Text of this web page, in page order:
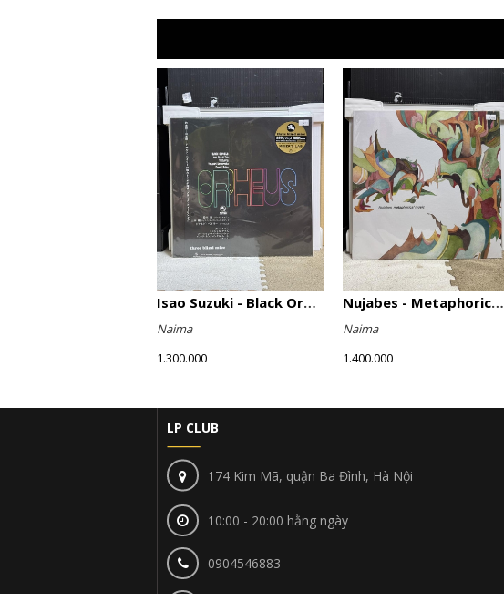
Isao Suzuki - Black Orpheus
Naima
1.300.000
Nujabes - Metaphorical Music
Naima
1.400.000
LP CLUB
174 Kim Mã, quận Ba Đình, Hà Nội
10:00 - 20:00 hằng ngày
0904546883